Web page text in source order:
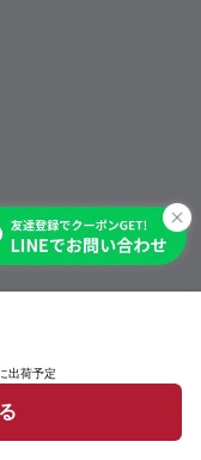
出荷予定